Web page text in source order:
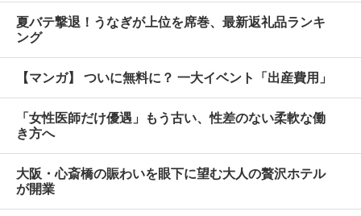
夏バテ撃退！うなぎが上位を席巻、最新返礼品ランキ
ング
【マンガ】 ついに無料に？ 一大イベント「出産費用」
「女性医師だけ優遇」もう古い、性差のない柔軟な働
き方へ
大阪・心斎橋の賑わいを眼下に望む大人の贅沢ホテル
が開業